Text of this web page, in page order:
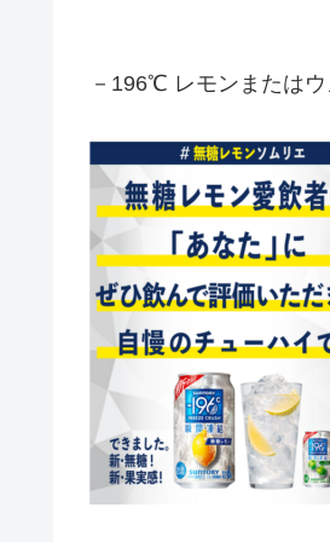
－196℃ レモンまたはウ